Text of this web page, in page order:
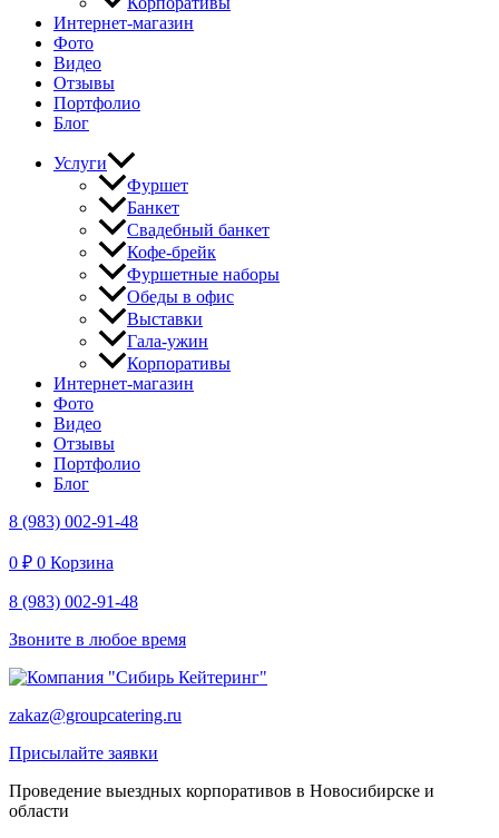
Интернет-магазин
Фото
Видео
Отзывы
Портфолио
Блог
Услуги
Фуршет
Банкет
Свадебный банкет
Кофе-брейк
Фуршетные наборы
Обеды в офис
Выставки
Гала-ужин
Корпоративы
Интернет-магазин
Фото
Видео
Отзывы
Портфолио
Блог
8 (983) 002-91-48
0 ₽ 0 Корзина
8 (983) 002-91-48
Звоните в любое время
zakaz@groupcatering.ru
Присылайте заявки
Проведение выездных корпоративов в Новосибирске и
области